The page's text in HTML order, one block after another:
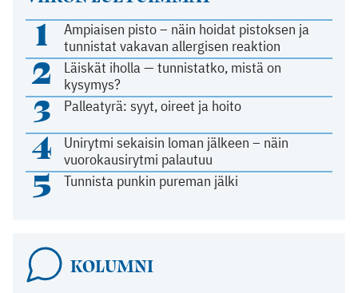
1
Ampiaisen pisto – näin hoidat pistoksen ja
tunnistat vakavan allergisen reaktion
2
Läiskät iholla — tunnistatko, mistä on
kysymys?
3 Palleatyrä: syyt, oireet ja hoito
4
Unirytmi sekaisin loman jälkeen – näin
vuorokausirytmi palautuu
5 Tunnista punkin pureman jälki
KOLUMNI